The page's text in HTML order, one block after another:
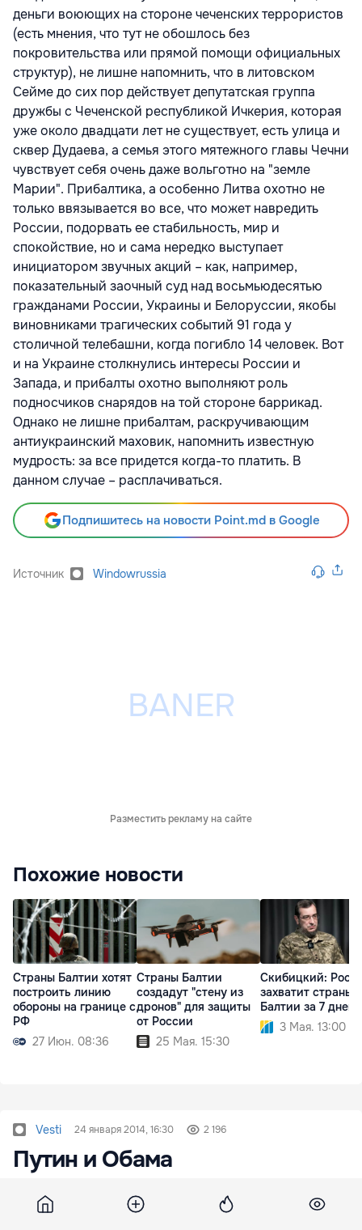
деньги воюющих на стороне чеченских террористов
(есть мнения, что тут не обошлось без
покровительства или прямой помощи официальных
структур), не лишне напомнить, что в литовском
Сейме до сих пор действует депутатская группа
дружбы с Чеченской республикой Ичкерия, которая
уже около двадцати лет не существует, есть улица и
сквер Дудаева, а семья этого мятежного главы Чечни
чувствует себя очень даже вольготно на "земле
Марии". Прибалтика, а особенно Литва охотно не
только ввязывается во все, что может навредить
России, подорвать ее стабильность, мир и
спокойствие, но и сама нередко выступает
инициатором звучных акций – как, например,
показательный заочный суд над восьмьюдесятью
гражданами России, Украины и Белоруссии, якобы
виновниками трагических событий 91 года у
столичной телебашни, когда погибло 14 человек. Вот
и на Украине столкнулись интересы России и
Запада, и прибалты охотно выполняют роль
подносчиков снарядов на той стороне баррикад.
Однако не лишне прибалтам, раскручивающим
антиукраинский маховик, напомнить известную
мудрость: за все придется когда-то платить. В
данном случае – расплачиваться.
Подпишитесь на новости Point.md в Google
Источник Windowrussia
Разместить рекламу на сайте
Похожие новости
Страны Балтии хотят
построить линию
обороны на границе с
РФ
27 Июн. 08:36
Страны Балтии
создадут "стену из
дронов" для защиты
от России
25 Мая. 15:30
Скибицкий:
захватит страны
Балтии за 7 дней
3 Мая. 13:00
Vesti 24 января 2014, 16:30 2 196
Путин и Обама
"украинское" письмо